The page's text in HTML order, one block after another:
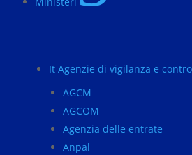
It Agenzie di vigilanza e
AGCM
AGCOM
Agenzia delle entrate
Anpal